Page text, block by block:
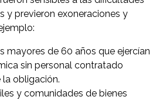
y previeron exoneraciones y
mayores de 60 años que ejercían
sin personal contratado
obligación.
y comunidades de bienes